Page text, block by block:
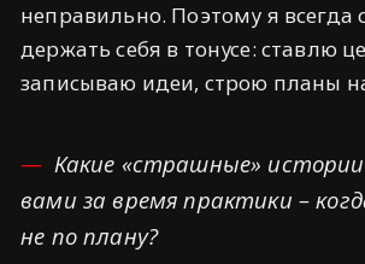
неправильно. Поэтому я всегда
держать себя в тонусе: ставлю
записываю идеи, строю планы
Какие «страшные» истории
вами за время практики –
не по плану?